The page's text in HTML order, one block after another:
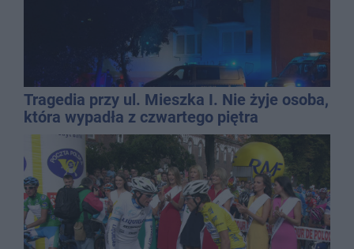
Tragedia przy ul. Mieszka I. Nie żyje osoba,
która wypadła z czwartego piętra